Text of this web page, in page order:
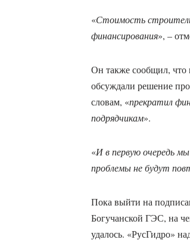
«Стоимость
финансирования», –
Он также сообщил, что
обсуждали решение
словам, «прекратил
подрядчикам».
«И в первую очередь
проблемы не будут
Пока выйти на
Богучанской ГЭС, на
удалось. «РусГидро»